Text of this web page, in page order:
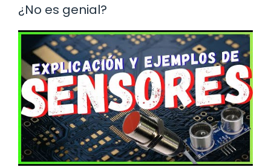
¿No es genial?